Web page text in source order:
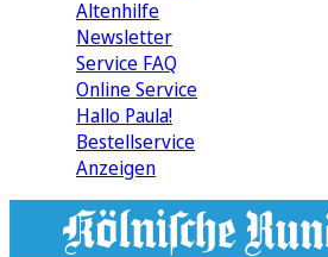
Altenhilfe
Newsletter
Service FAQ
Online Service
Hallo Paula!
Bestellservice
Anzeigen